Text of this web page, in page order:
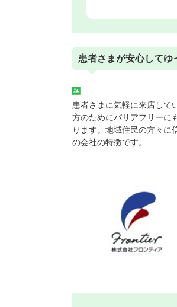
患者さまが安心してゆ
患者さまに気軽に来店して
方のためにバリアフリーに
ります。地域住民の方々に
の会社の特徴です。